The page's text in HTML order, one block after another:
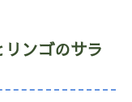
ンゴのサラ